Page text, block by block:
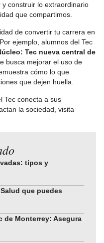
construir lo extraordinario
que compartimos.
de convertir tu carrera en
ejemplo, alumnos del Tec
Tec nueva central de
busca mejorar el uso de
cómo lo que
que dejen huella.
Tec conecta a sus
la sociedad, visita
tipos y
que puedes
de Monterrey: Asegura